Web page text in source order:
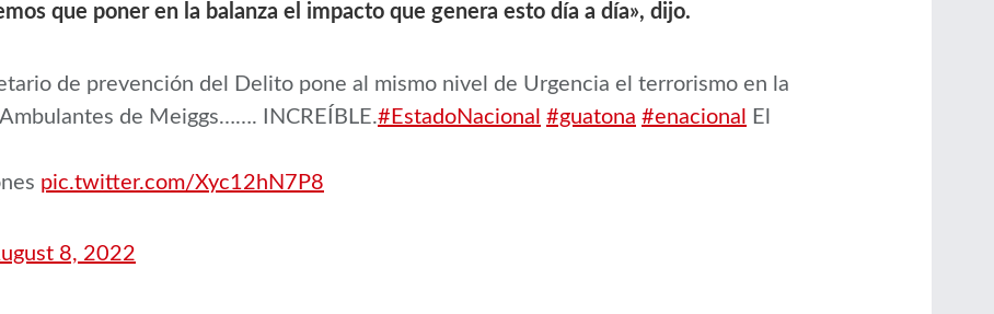
que poner en la balanza el impacto que genera esto día a día», dijo.
de prevención del Delito pone al mismo nivel de Urgencia el terrorismo en la
de Meiggs……. INCREÍBLE.#EstadoNacional #guatona #enacional
El
pic.twitter.com/Xyc12hN7P8
8, 2022